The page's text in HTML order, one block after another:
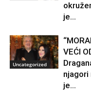
je...
Uncategorized
VEĆI
je...